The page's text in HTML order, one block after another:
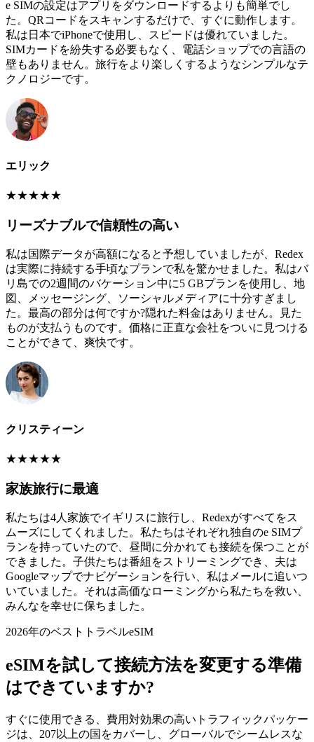
e SIMの設定はアプリをダウンロードするよりも簡単でし
た。QRコードをスキャンするだけで、すぐに動作します。
私は日本でiPhoneで使用し、スピードは優れていました。
SIMカードを紛失する必要もなく、電話ショップでの言語の
壁もありません。旅行をより楽しくするようなシンプルなテ
クノロジーです。
エリック
★★★★★
リーズナブルで信頼性の高い
私は国際データが高額になると予想していましたが、Redex
は実際に持続する手頃なプランで私を驚かせました。私はバ
リ島での2週間のバケーション中に5 GBプランを使用し、地
図、メッセージング、ソーシャルメディアに十分すぎまし
た。最高の部分は何ですか?隠れた料金はありません。見た
ものが支払うものです。価格に正直な会社をついに見つける
ことができて、爽快です。
クリスティーン
★★★★★
家族旅行に最適
私たちは4人家族でイギリスに旅行し、Redexがすべてをス
ムーズにしてくれました。私たちはそれぞれ独自のe SIMプ
ランを持っていたので、昼間に分かれても接続を保つことが
できました。子供たちは番組をストリーミングでき、夫は
Googleマップでナビゲーションを行い、私はメールに追いつ
いていました。それは高価なローミングから私たちを救い、
みんなを幸せに保ちました。
2026年のベストトラベルeSIM
eSIMを試して接続方法を変更する準備
はできていますか?
すぐに使用できる、費用対効果の高いトラフィックパッケー
ジは、207以上の国をカバーし、グローバルでシームレスな